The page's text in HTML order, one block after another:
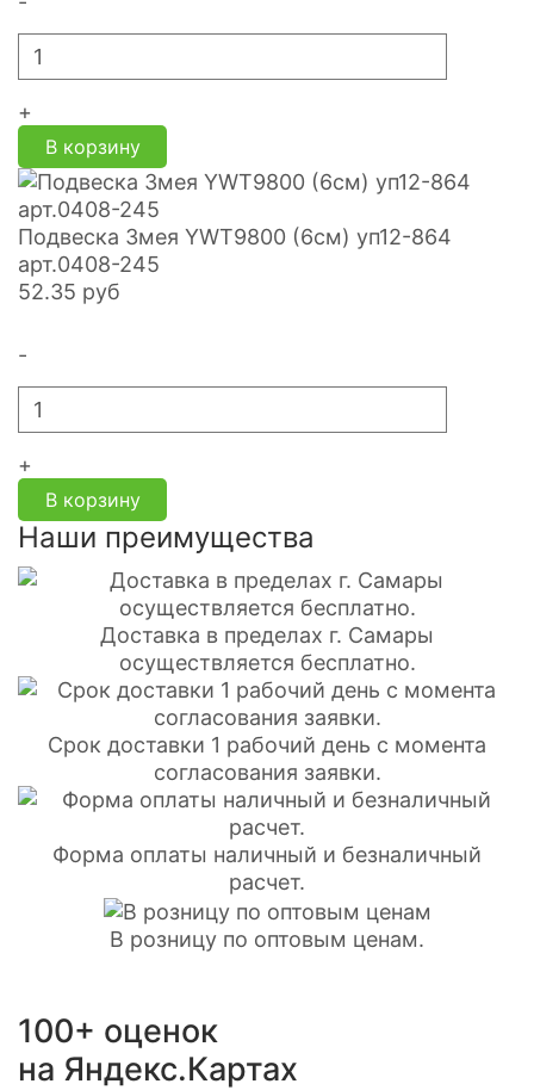
+
В корзину
Подвеска Змея YWT9800 (6см) уп12-864
арт.0408-245
52.35 руб
-
+
В корзину
Наши преимущества
Доставка в пределах г. Самары
осуществляется бесплатно.
Срок доставки 1 рабочий день с момента
согласования заявки.
Форма оплаты наличный и безналичный
расчет.
В розницу по оптовым ценам.
100+ оценок
на Яндекс.Картах